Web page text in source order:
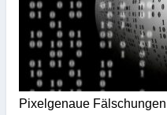
Pixelgenaue